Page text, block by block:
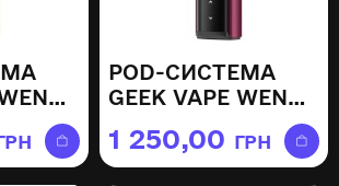
POD-СИСТЕМА
GEEK VAPE WENAX
Q PRO — TWILIGHT
RED
1 250,00 ГРН